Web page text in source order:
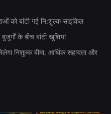
को बांटी गई नि:शुल्क साइकिल
के बीच बांटी खुशियां
निशुल्क बीमा, आर्थिक सहायता और